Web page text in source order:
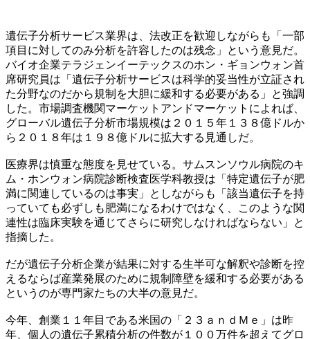
遺伝子分析サービス業界は、法改正を歓迎しながらも「一部
項目に対してのみ分析を許容したのは残念」という意見だ。
バイオ企業テラジェンイーテックスのホン・ギョンウォン首
席研究員は「遺伝子分析サービスは科学的妥当性が立証され
た分野なのだから規制を大胆に緩和する必要がある」と強調
した。市場調査機関マーケットアンドマーケットによれば、
グローバル遺伝子分析市場規模は２０１５年１３８億ドルか
ら２０１８年は１９８億ドルに拡大する見通しだ。
医療界は慎重な態度を見せている。サムスンソウル病院のキ
ム・ホンウォン病院診断検査医学科教授は「特定遺伝子が肥
満に関連しているのは事実」としながらも「該当遺伝子を持
っていても必ずしも肥満になるわけではなく、このような関
連性は臨床実験を通じてさらに研究しなければならない」と
指摘した。
だが遺伝子分析企業が結果に対する生半可な解釈や診断を控
えるならば産業発展のために規制障壁を緩和する必要がある
というのが専門家たちの大半の意見だ。
今年、創業１１年目である米国の「２３ａｎｄＭｅ」は昨
年、個人の遺伝子累積分析の件数が１００万件を超えてグロ